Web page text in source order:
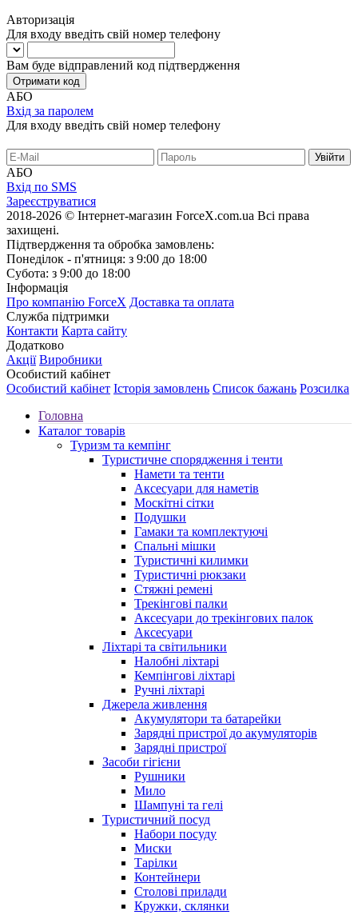
Авторизація
Для входу введіть свій номер телефону
Вам буде відправлений код підтвердження
Отримати код
АБО
Вхід за паролем
Для входу введіть свій номер телефону
АБО
Вхід по SMS
Зареєструватися
2018-2026 © Інтернет-магазин ForceX.com.ua Всі права
захищені.
Підтвердження та обробка замовлень:
Понеділок - п'ятниця: з 9:00 до 18:00
Субота: з 9:00 до 18:00
Інформація
Про компанію ForceX Доставка та оплата
Служба підтримки
Контакти Карта сайту
Додатково
Акції Виробники
Особистий кабінет
Особистий кабінет Історія замовлень Список бажань Розсилка
Головна
Каталог товарів
Туризм та кемпінг
Туристичне спорядження і тенти
Намети та тенти
Аксесуари для наметів
Москітні сітки
Подушки
Гамаки та комплектуючі
Спальні мішки
Туристичні килимки
Туристичні рюкзаки
Стяжні ремені
Трекінгові палки
Аксесуари до трекінгових палок
Аксесуари
Ліхтарі та світильники
Налобні ліхтарі
Кемпінгові ліхтарі
Ручні ліхтарі
Джерела живлення
Акумулятори та батарейки
Зарядні пристрої до акумуляторів
Зарядні пристрої
Засоби гігієни
Рушники
Мило
Шампуні та гелі
Туристичний посуд
Набори посуду
Миски
Тарілки
Контейнери
Столові прилади
Кружки, склянки